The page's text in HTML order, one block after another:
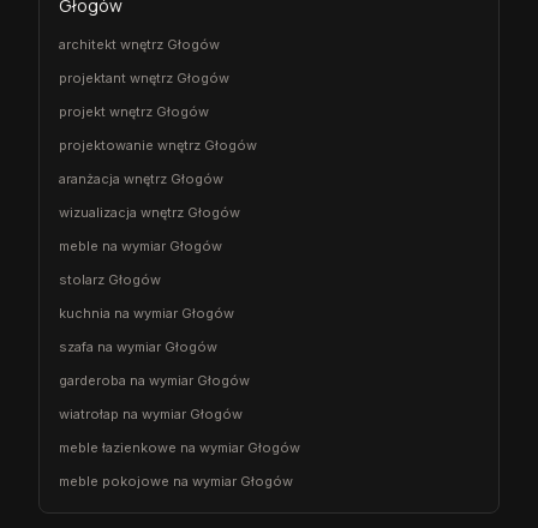
Głogów
architekt wnętrz Głogów
projektant wnętrz Głogów
projekt wnętrz Głogów
projektowanie wnętrz Głogów
aranżacja wnętrz Głogów
wizualizacja wnętrz Głogów
meble na wymiar Głogów
stolarz Głogów
kuchnia na wymiar Głogów
szafa na wymiar Głogów
garderoba na wymiar Głogów
wiatrołap na wymiar Głogów
meble łazienkowe na wymiar Głogów
meble pokojowe na wymiar Głogów